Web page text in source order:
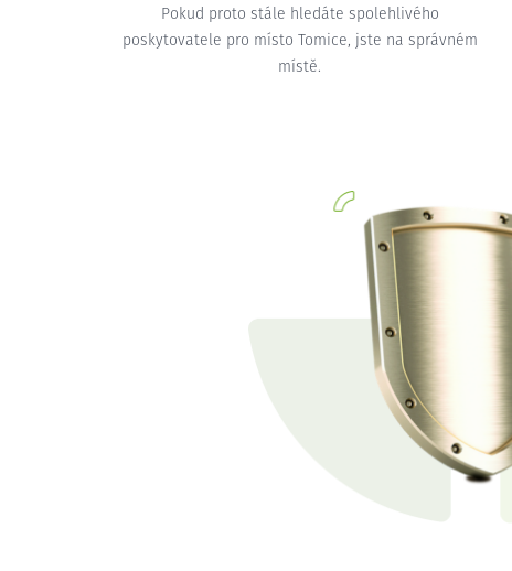
Pokud proto stále hledáte spolehlivého
poskytovatele pro místo Tomice, jste na správném
místě.